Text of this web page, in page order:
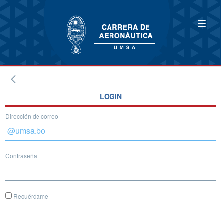
LOGIN
Dirección de correo
Contraseña
Recuérdame